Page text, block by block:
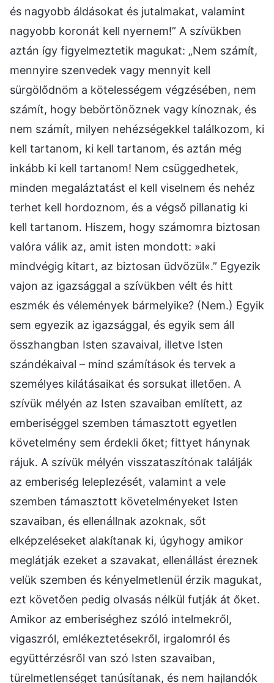
és nagyobb áldásokat és jutalmakat, valamint
nagyobb koronát kell nyernem!” A szívükben
aztán így figyelmeztetik magukat: „Nem számít,
mennyire szenvedek vagy mennyit kell
sürgölődnöm a kötelességem végzésében, nem
számít, hogy bebörtönöznek vagy kínoznak, és
nem számít, milyen nehézségekkel találkozom, ki
kell tartanom, ki kell tartanom, és aztán még
inkább ki kell tartanom! Nem csüggedhetek,
minden megaláztatást el kell viselnem és nehéz
terhet kell hordoznom, és a végső pillanatig ki
kell tartanom. Hiszem, hogy számomra biztosan
valóra válik az, amit isten mondott: »aki
mindvégig kitart, az biztosan üdvözül«.” Egyezik
vajon az igazsággal a szívükben vélt és hitt
eszmék és vélemények bármelyike? (Nem.) Egyik
sem egyezik az igazsággal, és egyik sem áll
összhangban Isten szavaival, illetve Isten
szándékaival – mind számítások és tervek a
személyes kilátásaikat és sorsukat illetően. A
szívük mélyén az Isten szavaiban említett, az
emberiséggel szemben támasztott egyetlen
követelmény sem érdekli őket; fittyet hánynak
rájuk. A szívük mélyén visszataszítónak találják
az emberiség leleplezését, valamint a vele
szemben támasztott követelményeket Isten
szavaiban, és ellenállnak azoknak, sőt
elképzeléseket alakítanak ki, úgyhogy amikor
meglátják ezeket a szavakat, ellenállást éreznek
velük szemben és kényelmetlenül érzik magukat,
ezt követően pedig olvasás nélkül futják át őket.
Amikor az emberiséghez szóló intelmekről,
vigaszról, emlékeztetésekről, irgalomról és
együttérzésről van szó Isten szavaiban,
türelmetlenséget tanúsítanak, és nem hajlandók